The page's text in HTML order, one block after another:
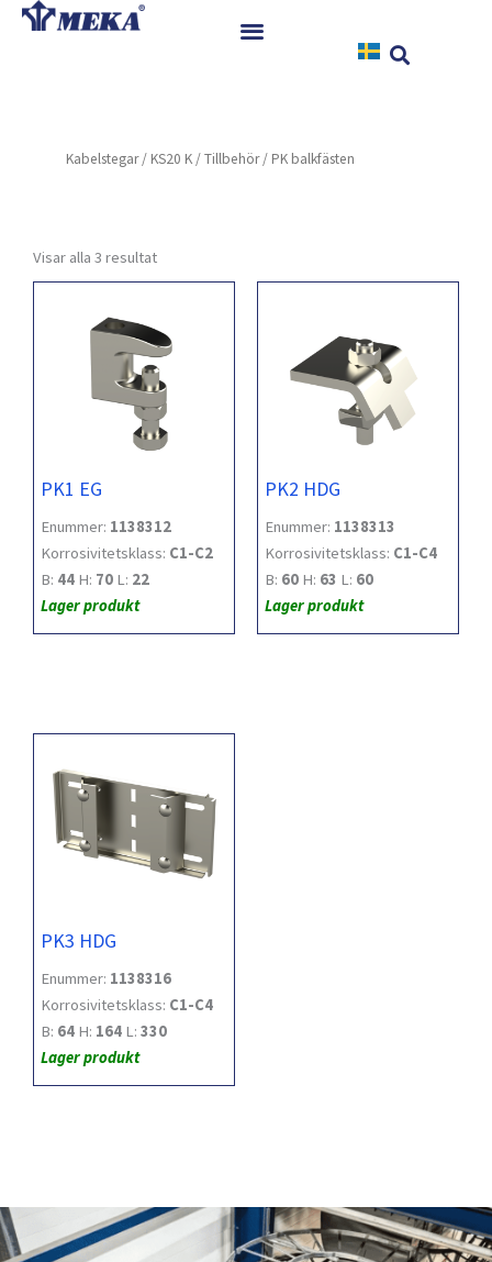
Hoppa
Referenser
Kabelstegar/ KS20 K /Tillbehör/ PK balkfästen
Visar alla 3 resultat
PK1 EG
Enummer: 1138312
Korrosivitetsklass: C1-C2
B: 44 H: 70 L: 22
Lager produkt
PK2 HDG
Enummer: 1138313
Korrosivitetsklass: C1-C4
B: 60 H: 63 L: 60
Lager produkt
PK3 HDG
Enummer: 1138316
Korrosivitetsklass: C1-C4
B: 64 H: 164 L: 330
Lager produkt